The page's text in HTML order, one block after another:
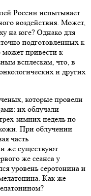
России испытывает
воздействия. Может,
на юге? Однако для
подготовленных к
может привести к
всплескам, что, в
и других
которые провели
их облучали
зимних недель по
При облучении
часть
же существуют
же сеанса у
уровень серотонина и
Как же